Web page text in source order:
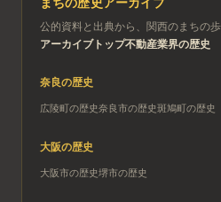
まちの歴史アーカイブ
公的資料と出典から、関西のまちの歩
アーカイブトップ不動産業界の歴史
奈良の歴史
広陵町の歴史奈良市の歴史斑鳩町の歴史
大阪の歴史
大阪市の歴史堺市の歴史